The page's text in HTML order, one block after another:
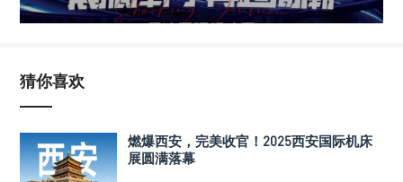
猜你喜欢
燃爆西安，完美收官！2025西安国际机床
展圆满落幕